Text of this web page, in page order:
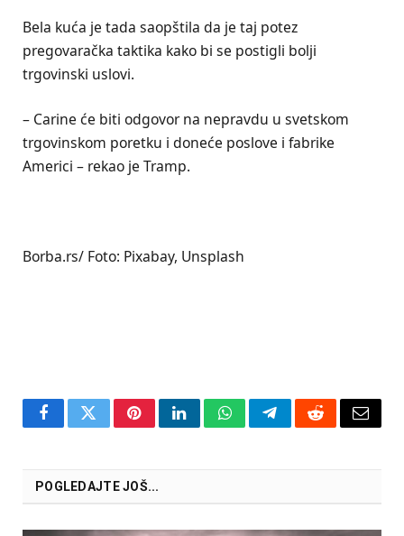
Bela kuća je tada saopštila da je taj potez
pregovaračka taktika kako bi se postigli bolji
trgovinski uslovi.
– Carine će biti odgovor na nepravdu u svetskom
trgovinskom poretku i doneće poslove i fabrike
Americi – rekao je Tramp.
Borba.rs/ Foto: Pixabay, Unsplash
FacebookTwitterPinterestLinkedInWhatsAppTelegramRedditEmail
POGLEDAJTE JOŠ...